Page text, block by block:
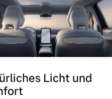
Licht und